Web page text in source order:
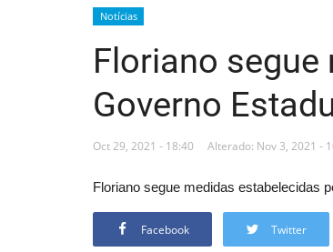
Notícias
Floriano
Governo
Oct 29, 2021 - 18:40 Alterado: Nov 3, 2021 -
Floriano segue medidas estabelecidas
Facebook Twitter